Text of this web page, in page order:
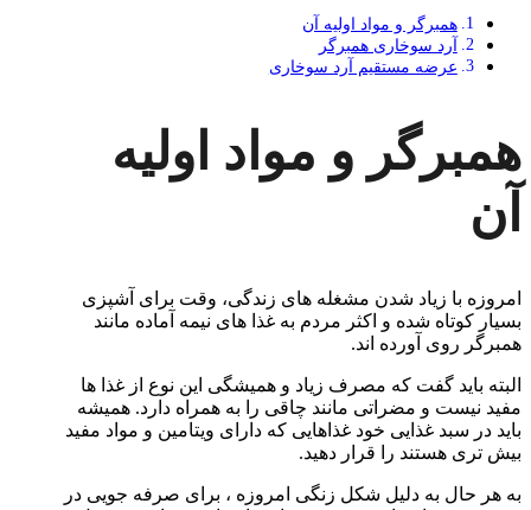
همبرگر و مواد اولیه آن
آرد سوخاری همبرگر
عرضه مستقیم آرد سوخاری
همبرگر و مواد اولیه
آن
امروزه با زیاد شدن مشغله های زندگی، وقت برای آشپزی
بسیار کوتاه شده و اکثر مردم به غذا های نیمه آماده مانند
همبرگر روی آورده اند.
البته باید گفت که مصرف زیاد و همیشگی این نوع از غذا ها
مفید نیست و مضراتی مانند چاقی را به همراه دارد. همیشه
باید در سبد غذایی خود غذاهایی که دارای ویتامین و مواد مفید
بیش تری هستند را قرار دهید.
به هر حال به دلیل شکل زنگی امروزه ، برای صرفه جویی در